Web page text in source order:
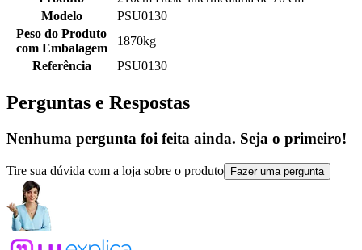
Modelo
PSU0130
Peso do Produto
com Embalagem
1870kg
Referência
PSU0130
Perguntas e Respostas
Nenhuma pergunta foi feita ainda. Seja o primeiro!
Tire sua dúvida com a loja sobre o produto Fazer uma pergunta